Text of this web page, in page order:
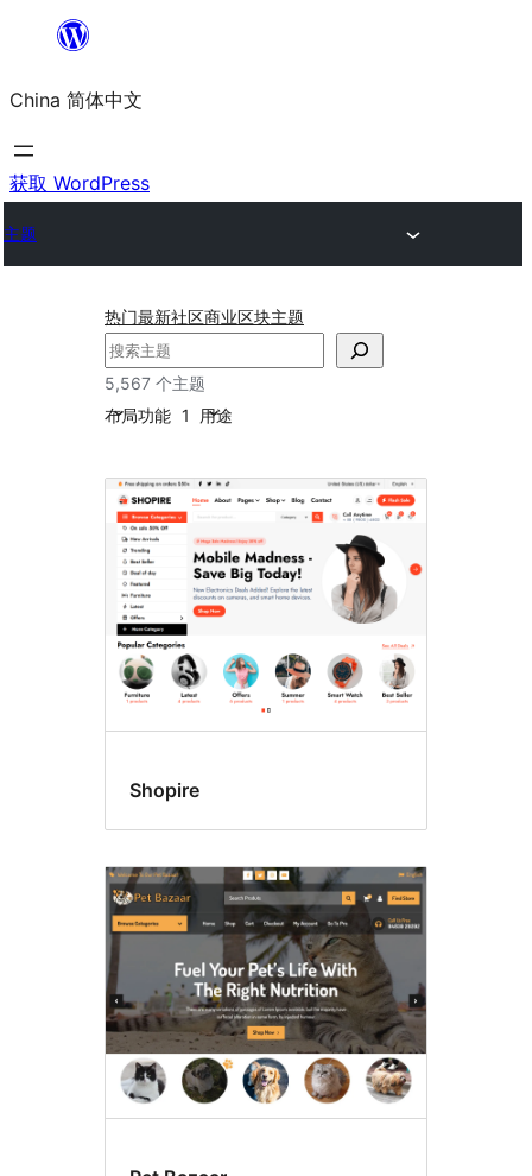
内
容
China 简体中文
获取 WordPress
主题
热门最新社区商业区块主题
搜
索
5,567 个主题
布局功能 1 用途
定
制
页
眉
Shopire